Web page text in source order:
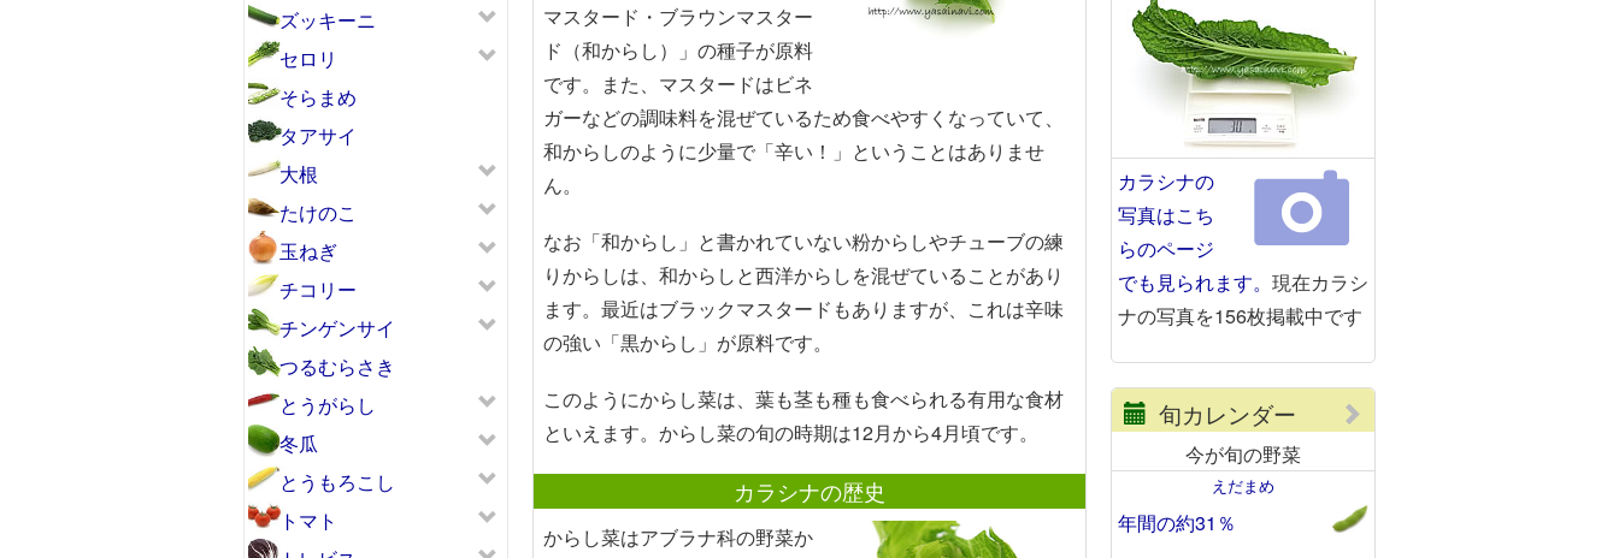
ズッキーニ
セロリ
そらまめ
タアサイ
大根
たけのこ
玉ねぎ
チコリー
チンゲンサイ
つるむらさき
とうがらし
冬瓜
とうもろこし
トマト
マスタード・ブラウンマスター
ド（和からし）」の種子が原料
です。また、マスタードはビネ
ガーなどの調味料を混ぜているため食べやすくなっていて、
和からしのように少量で「辛い！」ということはありませ
ん。
なお「和からし」と書かれていない粉からしやチューブの練
りからしは、和からしと西洋からしを混ぜていることがあり
ます。最近はブラックマスタードもありますが、これは辛味
の強い「黒からし」が原料です。
このようにからし菜は、葉も茎も種も食べられる有用な食材
といえます。からし菜の旬の時期は12月から4月頃です。
カラシナの歴史
からし菜はアブラナ科の野菜か
カラシナの
写真はこち
らのページ
でも見られます。 現在カラシ
ナの写真を156枚掲載中です
旬カレンダー
今が旬の野菜
えだまめ
年間の約31％